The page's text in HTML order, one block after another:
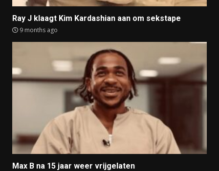
Ray J klaagt Kim Kardashian aan om sekstape
9 months ago
Max B na 15 jaar weer vrijgelaten